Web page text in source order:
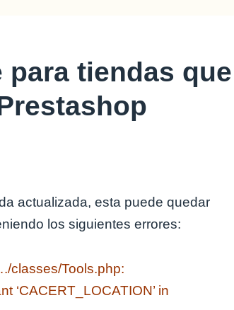
tiendas que
actualizada, esta puede quedar
los siguientes errores:
classes/Tools.php:
‘CACERT_LOCATION’ in